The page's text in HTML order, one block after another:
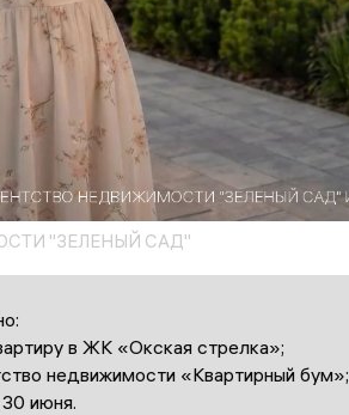
"ЗЕЛЕНЫЙ САД"
в ЖК «Окская стрелка»;
недвижимости «Квартирный бум»;
июня.